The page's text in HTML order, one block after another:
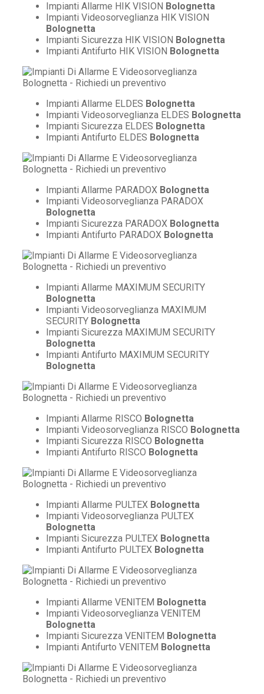
Impianti Allarme HIK VISION Bolognetta
Impianti Videosorveglianza HIK VISION
Bolognetta
Impianti Sicurezza HIK VISION Bolognetta
Impianti Antifurto HIK VISION Bolognetta
Impianti Allarme ELDES Bolognetta
Impianti Videosorveglianza ELDES Bolognetta
Impianti Sicurezza ELDES Bolognetta
Impianti Antifurto ELDES Bolognetta
Impianti Allarme PARADOX Bolognetta
Impianti Videosorveglianza PARADOX
Bolognetta
Impianti Sicurezza PARADOX Bolognetta
Impianti Antifurto PARADOX Bolognetta
Impianti Allarme MAXIMUM SECURITY
Bolognetta
Impianti Videosorveglianza MAXIMUM
SECURITY Bolognetta
Impianti Sicurezza MAXIMUM SECURITY
Bolognetta
Impianti Antifurto MAXIMUM SECURITY
Bolognetta
Impianti Allarme RISCO Bolognetta
Impianti Videosorveglianza RISCO Bolognetta
Impianti Sicurezza RISCO Bolognetta
Impianti Antifurto RISCO Bolognetta
Impianti Allarme PULTEX Bolognetta
Impianti Videosorveglianza PULTEX
Bolognetta
Impianti Sicurezza PULTEX Bolognetta
Impianti Antifurto PULTEX Bolognetta
Impianti Allarme VENITEM Bolognetta
Impianti Videosorveglianza VENITEM
Bolognetta
Impianti Sicurezza VENITEM Bolognetta
Impianti Antifurto VENITEM Bolognetta